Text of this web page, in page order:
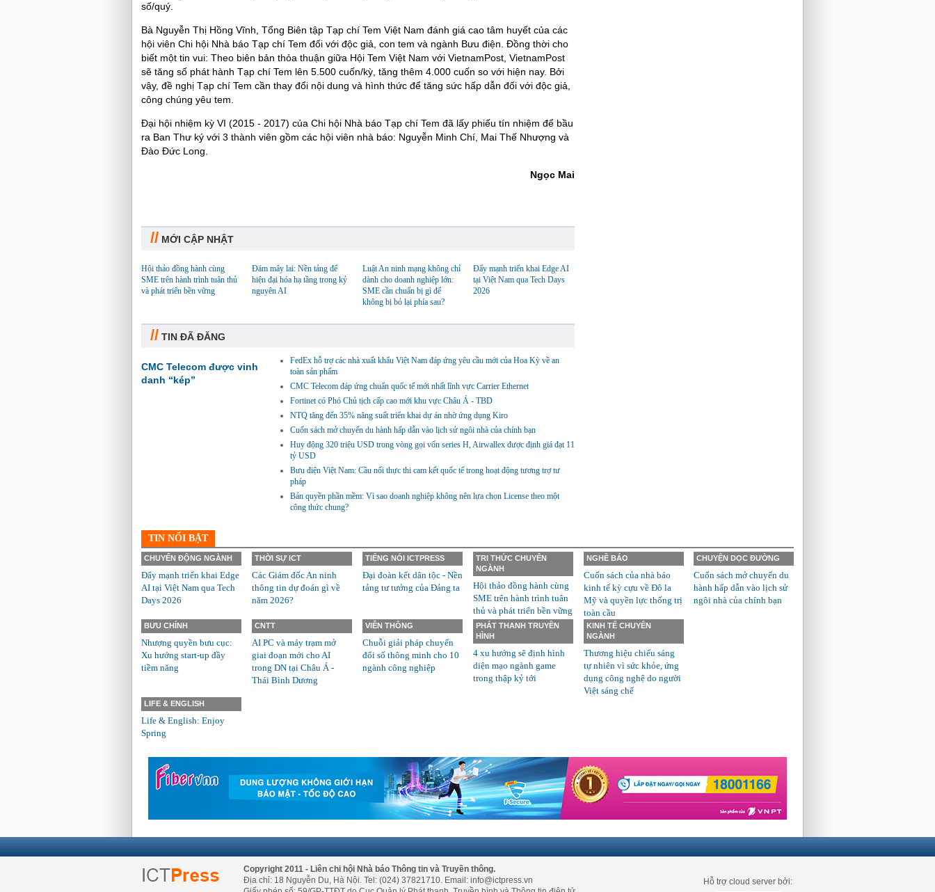
số/quý.
Bà Nguyễn Thị Hồng Vĩnh, Tổng Biên tập Tạp chí Tem Việt Nam đánh giá cao tâm huyết của các
hội viên Chi hội Nhà báo Tạp chí Tem đối với độc giả, con tem và ngành Bưu điện. Đồng thời cho
biết một tin vui: Theo biên bản thỏa thuận giữa Hội Tem Việt Nam với VietnamPost, VietnamPost
sẽ tăng số phát hành Tạp chí Tem lên 5.500 cuốn/kỳ, tăng thêm 4.000 cuốn so với hiện nay. Bởi
vậy, đề nghị Tạp chí Tem cần thay đổi nội dung và hình thức để tăng sức hấp dẫn đối với độc giả,
công chúng yêu tem.
Đại hội nhiệm kỳ VI (2015 - 2017) của Chi hội Nhà báo Tạp chí Tem đã lấy phiếu tín nhiệm để bầu
ra Ban Thư ký với 3 thành viên gồm các hội viên nhà báo: Nguyễn Minh Chí, Mai Thế Nhượng và
Đào Đức Long.
Ngọc Mai
// MỚI CẬP NHẬT
Hội thảo đồng hành cùng
SME trên hành trình tuân thủ
và phát triển bền vững
Đám mây lai: Nền tảng để
hiện đại hóa hạ tầng trong kỷ
nguyên AI
Luật An ninh mạng không chỉ
dành cho doanh nghiệp lớn:
SME cần chuẩn bị gì để
không bị bỏ lại phía sau?
Đẩy mạnh triển khai Edge AI
tại Việt Nam qua Tech Days
2026
// TIN ĐÃ ĐĂNG
CMC Telecom được vinh
danh “kép”
FedEx hỗ trợ các nhà xuất khẩu Việt Nam đáp ứng yêu cầu mới của Hoa Kỳ về an
toàn sản phẩm
CMC Telecom đáp ứng chuẩn quốc tế mới nhất lĩnh vực Carrier Ethernet
Fortinet có Phó Chủ tịch cấp cao mới khu vực Châu Á - TBD
NTQ tăng đến 35% năng suất triển khai dự án nhờ ứng dụng Kiro
Cuốn sách mở chuyến du hành hấp dẫn vào lịch sử ngôi nhà của chính bạn
Huy động 320 triệu USD trong vòng gọi vốn series H, Airwallex được định giá đạt 11
tỷ USD
Bưu điện Việt Nam: Cầu nối thực thi cam kết quốc tế trong hoạt động tương trợ tư
pháp
Bản quyền phần mềm: Vì sao doanh nghiệp không nên lựa chọn License theo một
công thức chung?
TIN NỔI BẬT
CHUYỂN ĐỘNG NGÀNH
Đẩy mạnh triển khai Edge
AI tại Việt Nam qua Tech
Days 2026
THỜI SỰ ICT
Các Giám đốc An ninh
thông tin dự đoán gì về
năm 2026?
TIẾNG NÓI ICTPRESS
Đại đoàn kết dân tộc - Nền
tảng tư tưởng của Đảng ta
TRI THỨC CHUYÊN
NGÀNH
Hội thảo đồng hành cùng
SME trên hành trình tuân
thủ và phát triển bền vững
NGHỀ BÁO
Cuốn sách của nhà báo
kinh tế kỳ cựu về Đô la
Mỹ và quyền lực thống trị
toàn cầu
CHUYỆN DỌC ĐƯỜNG
Cuốn sách mở chuyến du
hành hấp dẫn vào lịch sử
ngôi nhà của chính bạn
BƯU CHÍNH
Nhượng quyền bưu cục:
Xu hướng start-up đầy
tiềm năng
CNTT
AI PC và máy trạm mở
giai đoạn mới cho AI
trong DN tại Châu Á -
Thái Bình Dương
VIỄN THÔNG
Chuỗi giải pháp chuyển
đổi số thông minh cho 10
ngành công nghiệp
PHÁT THANH TRUYỀN
HÌNH
4 xu hướng sẽ định hình
diện mạo ngành game
trong thập kỷ tới
KINH TẾ CHUYÊN
NGÀNH
Thương hiệu chiếu sáng
tự nhiên vì sức khỏe, ứng
dụng công nghệ do người
Việt sáng chế
LIFE & ENGLISH
Life & English: Enjoy
Spring
Copyright 2011 - Liên chi hội Nhà báo Thông tin và Truyền thông.
Địa chỉ: 18 Nguyễn Du, Hà Nội. Tel: (024) 37821710. Email: info@ictpress.vn
Hỗ trợ cloud server bởi: